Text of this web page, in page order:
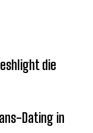
die
Dating in